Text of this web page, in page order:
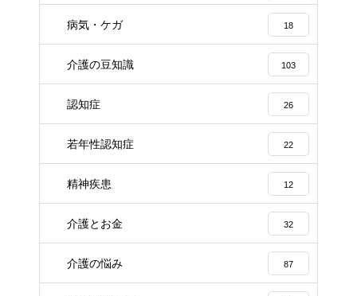
病気・ケガ 18
介護の豆知識 103
認知症 26
若年性認知症 22
精神疾患 12
介護とお金 32
介護の悩み 87